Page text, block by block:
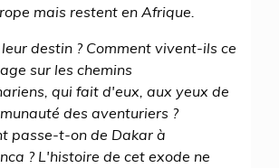
mais restent en Afrique.
destin ? Comment vivent-ils ce
sur les chemins
qui fait d'eux, aux yeux de
des aventuriers ?
passe-t-on de Dakar à
? L'histoire de cet exode ne